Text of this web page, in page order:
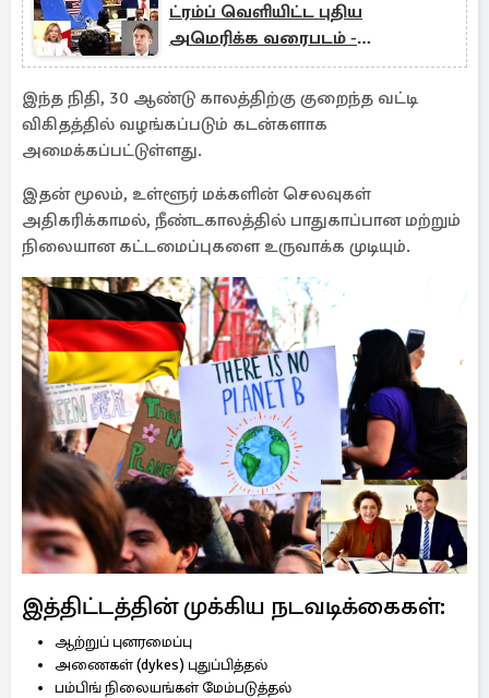
ட்ரம்ப் வெளியிட்ட புதிய
அமெரிக்க வரைபடம் -
உலகளவில் சர்ச்சை
இந்த நிதி, 30 ஆண்டு காலத்திற்கு குறைந்த வட்டி
விகிதத்தில் வழங்கப்படும் கடன்களாக
அமைக்கப்பட்டுள்ளது.
இதன் மூலம், உள்ளூர் மக்களின் செலவுகள்
அதிகரிக்காமல், நீண்டகாலத்தில் பாதுகாப்பான மற்றும்
நிலையான கட்டமைப்புகளை உருவாக்க முடியும்.
இத்திட்டத்தின் முக்கிய நடவடிக்கைகள்:
ஆற்றுப் புனரமைப்பு
அணைகள் (dykes) புதுப்பித்தல்
பம்பிங் நிலையங்கள் மேம்படுத்தல்